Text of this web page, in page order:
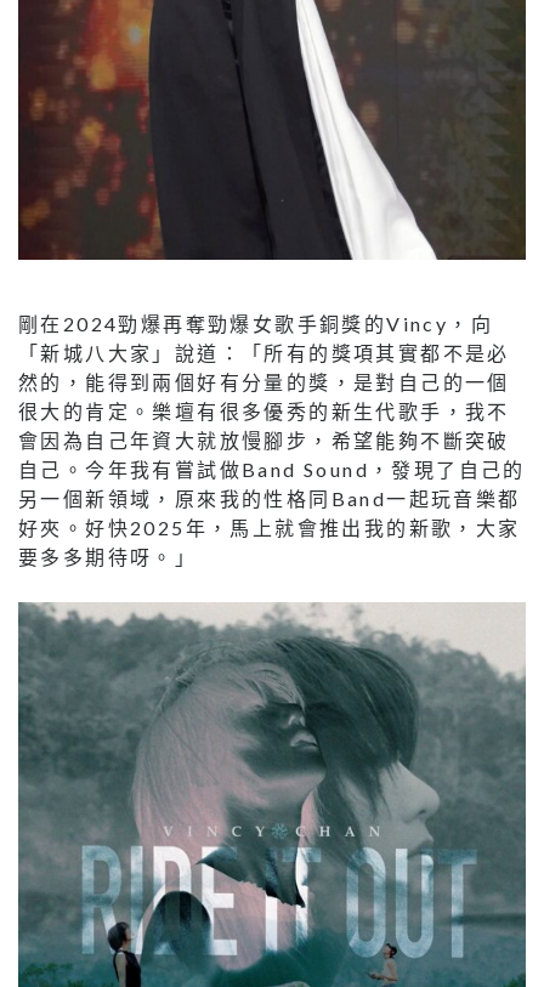
剛在2024勁爆再奪勁爆女歌手銅獎的Vincy，向
「新城八大家」說道：「所有的獎項其實都不是必
然的，能得到兩個好有分量的獎，是對自己的一個
很大的肯定。樂壇有很多優秀的新生代歌手，我不
會因為自己年資大就放慢腳步，希望能夠不斷突破
自己。今年我有嘗試做Band Sound，發現了自己的
另一個新領域，原來我的性格同Band一起玩音樂都
好夾。好快2025年，馬上就會推出我的新歌，大家
要多多期待呀。」